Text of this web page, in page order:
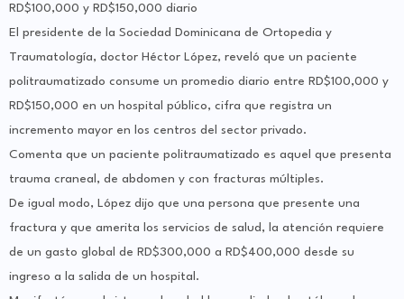
RD$100,000 y RD$150,000 diario
El presidente de la Sociedad Dominicana de Ortopedia y
Traumatología, doctor Héctor López, reveló que un paciente
politraumatizado consume un promedio diario entre RD$100,000 y
RD$150,000 en un hospital público, cifra que registra un
incremento mayor en los centros del sector privado.
Comenta que un paciente politraumatizado es aquel que presenta
trauma craneal, de abdomen y con fracturas múltiples.
De igual modo, López dijo que una persona que presente una
fractura y que amerita los servicios de salud, la atención requiere
de un gasto global de RD$300,000 a RD$400,000 desde su
ingreso a la salida de un hospital.